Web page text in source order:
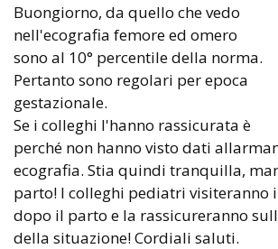
Buongiorno, da quello che vedo
nell'ecografia femore ed omero
sono al 10° percentile della norma.
Pertanto sono regolari per epoca
gestazionale.
Se i colleghi l'hanno rassicurata è
perché non hanno visto dati
ecografia. Stia quindi tranquilla,
parto! I colleghi pediatri visiteranno
dopo il parto e la rassicureranno
della situazione! Cordiali saluti.